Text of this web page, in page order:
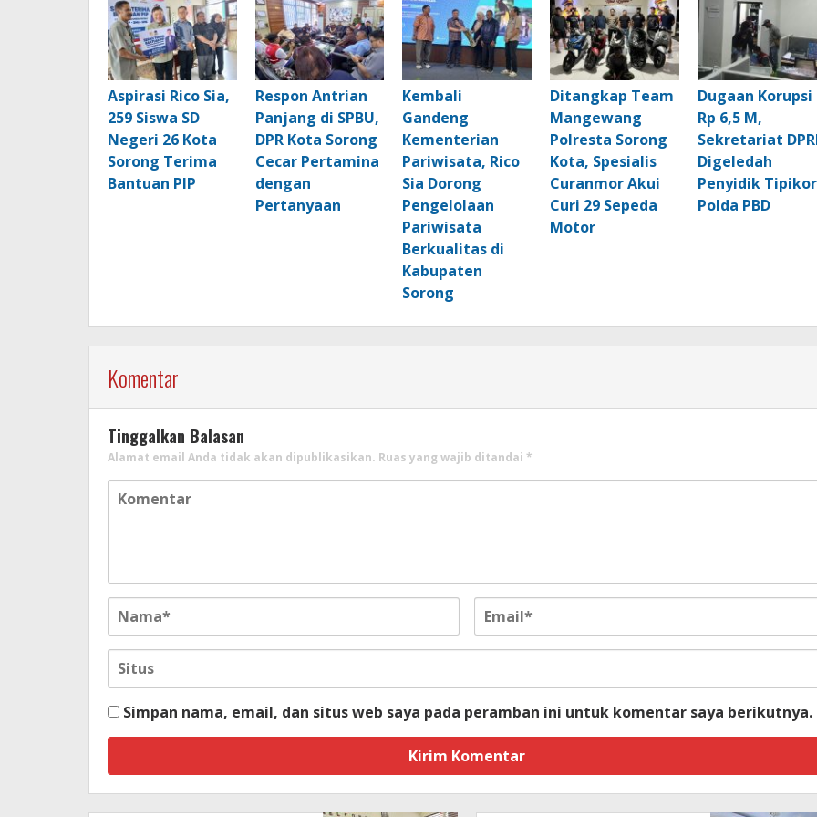
Aspirasi Rico Sia,
259 Siswa SD
Negeri 26 Kota
Sorong Terima
Bantuan PIP
Respon Antrian
Panjang di SPBU,
DPR Kota Sorong
Cecar Pertamina
dengan
Pertanyaan
Kembali
Gandeng
Kementerian
Pariwisata, Rico
Sia Dorong
Pengelolaan
Pariwisata
Berkualitas di
Kabupaten
Sorong
Ditangkap Team
Mangewang
Polresta Sorong
Kota, Spesialis
Curanmor Akui
Curi 29 Sepeda
Motor
Dugaan Korupsi
Rp 6,5 M,
Sekretariat
Digeledah
Penyidik Tipikor
Polda PBD
Komentar
Tinggalkan Balasan
Alamat email Anda tidak akan dipublikasikan. Ruas yang wajib ditandai *
Simpan nama, email, dan situs web saya pada peramban ini untuk komentar saya berikutnya.